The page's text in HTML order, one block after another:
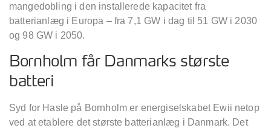
mangedobling i den installerede kapacitet fra
batterianlæg i Europa – fra 7,1 GW i dag til 51 GW i 2030
og 98 GW i 2050.
Bornholm får Danmarks største
batteri
Syd for Hasle på Bornholm er energiselskabet Ewii netop
ved at etablere det største batterianlæg i Danmark. Det